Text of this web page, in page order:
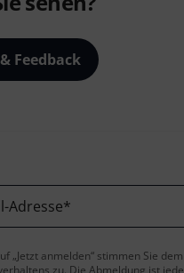
Feedback
Adresse*
„Jetzt anmelden“ stimmen Sie
zu. Die Abmeldung ist